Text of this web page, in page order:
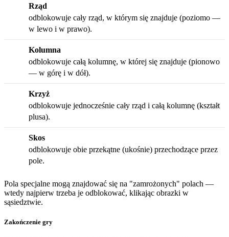
Rząd
odblokowuje cały rząd, w którym się znajduje (poziomo —
w lewo i w prawo).
Kolumna
odblokowuje całą kolumnę, w której się znajduje (pionowo
— w górę i w dół).
Krzyż
odblokowuje jednocześnie cały rząd i całą kolumnę (kształt
plusa).
Skos
odblokowuje obie przekątne (ukośnie) przechodzące przez
pole.
Pola specjalne mogą znajdować się na "zamrożonych" polach —
wtedy najpierw trzeba je odblokować, klikając obrazki w
sąsiedztwie.
Zakończenie gry